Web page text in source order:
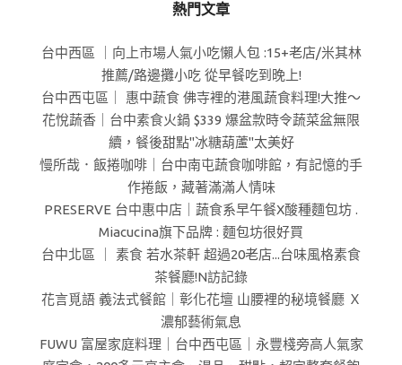
熱門文章
台中西區 ｜向上市場人氣小吃懶人包 :15+老店/米其林
推薦/路邊攤小吃 從早餐吃到晚上!
台中西屯區｜ 惠中蔬食 佛寺裡的港風蔬食料理!大推～
花悅蔬香｜台中素食火鍋 $339 爆盆款時令蔬菜盆無限
續，餐後甜點"冰糖葫蘆"太美好
慢所哉．飯捲咖啡｜台中南屯蔬食咖啡館，有記憶的手
作捲飯，藏著滿滿人情味
PRESERVE 台中惠中店｜蔬食系早午餐X酸種麵包坊 .
Miacucina旗下品牌 : 麵包坊很好買
台中北區 ｜ 素食 若水茶軒 超過20老店...台味風格素食
茶餐廳!N訪記錄
花言覓語 義法式餐館｜彰化花壇 山腰裡的秘境餐廳 Ｘ
濃郁藝術氣息
FUWU 富屋家庭料理｜台中西屯區｜永豐棧旁高人氣家